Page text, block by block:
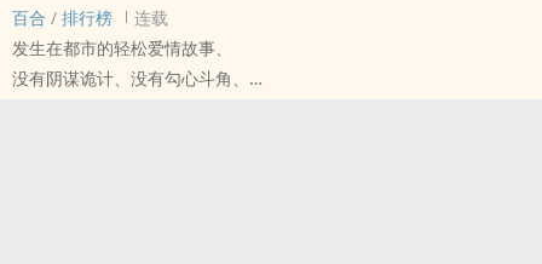
百合 / 排行榜
连载
发生在都市的轻松爱情故事、
没有阴谋诡计、没有勾心斗角、